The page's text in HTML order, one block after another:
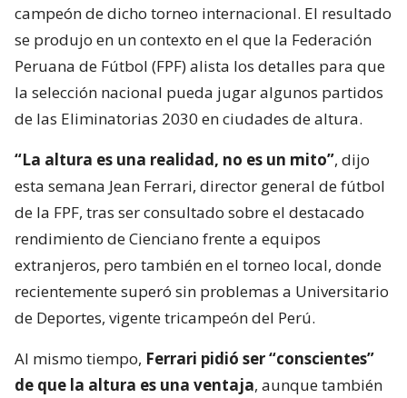
campeón de dicho torneo internacional. El resultado
se produjo en un contexto en el que la Federación
Peruana de Fútbol (FPF) alista los detalles para que
la selección nacional pueda jugar algunos partidos
de las Eliminatorias 2030 en ciudades de altura.
“La altura es una realidad, no es un mito”, dijo
esta semana Jean Ferrari, director general de fútbol
de la FPF, tras ser consultado sobre el destacado
rendimiento de Cienciano frente a equipos
extranjeros, pero también en el torneo local, donde
recientemente superó sin problemas a Universitario
de Deportes, vigente tricampeón del Perú.
Al mismo tiempo, Ferrari pidió ser “conscientes”
de que la altura es una ventaja, aunque también